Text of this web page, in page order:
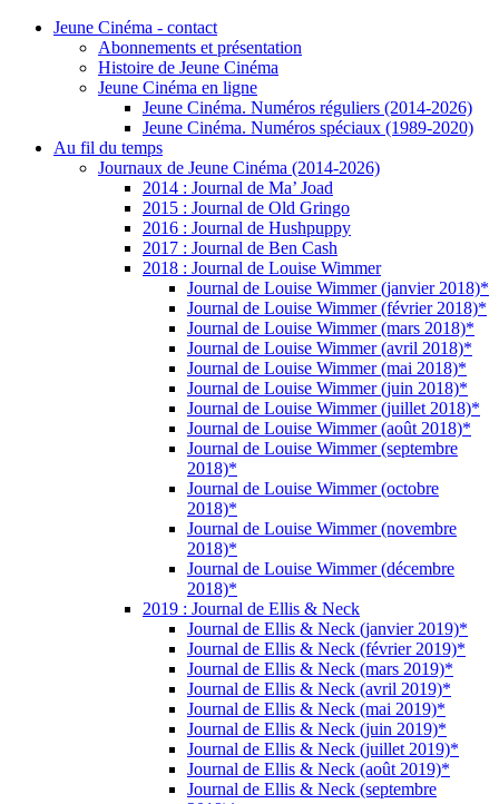
Jeune Cinéma - contact
Abonnements et présentation
Histoire de Jeune Cinéma
Jeune Cinéma en ligne
Jeune Cinéma. Numéros réguliers (2014-2026)
Jeune Cinéma. Numéros spéciaux (1989-2020)
Au fil du temps
Journaux de Jeune Cinéma (2014-2026)
2014 : Journal de Ma’ Joad
2015 : Journal de Old Gringo
2016 : Journal de Hushpuppy
2017 : Journal de Ben Cash
2018 : Journal de Louise Wimmer
Journal de Louise Wimmer (janvier 2018)*
Journal de Louise Wimmer (février 2018)*
Journal de Louise Wimmer (mars 2018)*
Journal de Louise Wimmer (avril 2018)*
Journal de Louise Wimmer (mai 2018)*
Journal de Louise Wimmer (juin 2018)*
Journal de Louise Wimmer (juillet 2018)*
Journal de Louise Wimmer (août 2018)*
Journal de Louise Wimmer (septembre
2018)*
Journal de Louise Wimmer (octobre
2018)*
Journal de Louise Wimmer (novembre
2018)*
Journal de Louise Wimmer (décembre
2018)*
2019 : Journal de Ellis & Neck
Journal de Ellis & Neck (janvier 2019)*
Journal de Ellis & Neck (février 2019)*
Journal de Ellis & Neck (mars 2019)*
Journal de Ellis & Neck (avril 2019)*
Journal de Ellis & Neck (mai 2019)*
Journal de Ellis & Neck (juin 2019)*
Journal de Ellis & Neck (juillet 2019)*
Journal de Ellis & Neck (août 2019)*
Journal de Ellis & Neck (septembre